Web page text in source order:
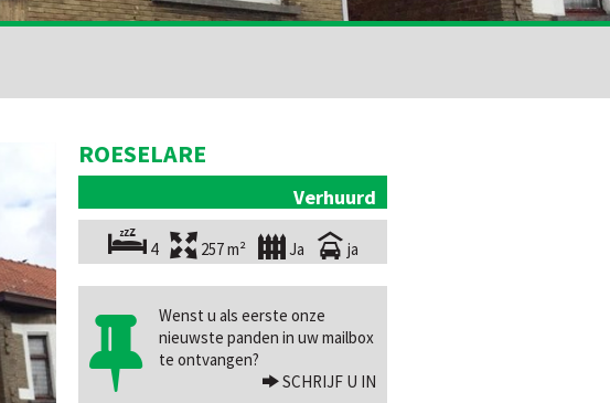
ROESELARE
Verhuurd
4 257 m² Ja ja
Wenst u als eerste onze
nieuwste panden in uw mailbox
te ontvangen?
SCHRIJF U IN